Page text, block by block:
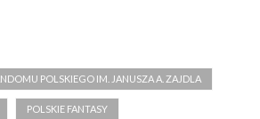
POLSKIEGO IM. JANUSZA A. ZAJDLA
POLSKIE FANTASY